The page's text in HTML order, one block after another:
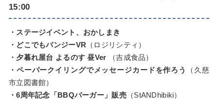
15:00
・ステージイベント、おかしまき
・どこでもバンジーVR （ロジリシティ）
・夕暮れ屋台 よるのす 昼Ver （吉成食品）
・ペーパークイリングでメッセージカードを作ろう
（久慈
市立図書館）
・6周年記念「BBQバーガー」販売（StANDhibiki）